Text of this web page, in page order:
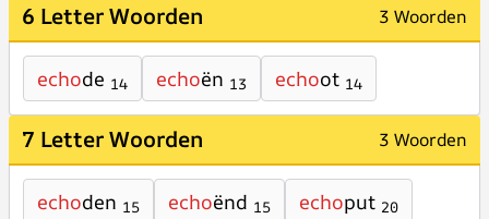
6 Letter Woorden 3 Woorden
echode 14 echoën 13 echoot 14
7 Letter Woorden 3 Woorden
echoden 15 echoënd 15 echoput 20